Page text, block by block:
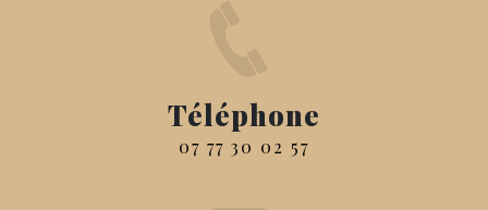
Téléphone
07 77 30 02 57